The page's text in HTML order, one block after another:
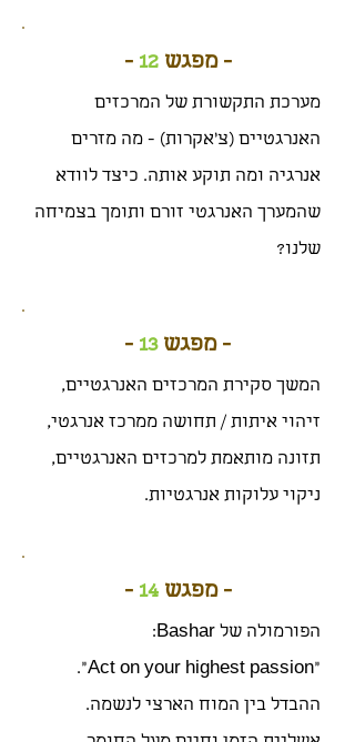
- מפגש12
-
מערכת התקשורת של המרכזים
האנרגטיים (צ'אקרות) - מה מזרים
אנרגיה ומה תוקע אותה. כיצד לוודא
שהמערך האנרגטי זורם ותומך בצמיחה
שלנו?
- מפגש13
-
המשך סקירת המרכזים האנרגטיים,
זיהוי איתות / תחושה ממרכז אנרגטי,
תזונה מותאמת למרכזים האנרגטיים,
ניקוי עלוקות אנרגטיות.
- מפגש14
-
הפורמולה של Bashar:
"Act on your highest passion".
ההבדל בין המוח הארצי לנשמה.